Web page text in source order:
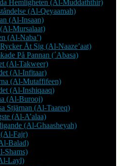
Hemligheten (Al-Muddaththir)
(Al-Qeyaamah)
(Al-Insaan)
Mursalaat)
(Al-Naba’)
Åt Sig (Al-Naaze’aat)
På Pannan (´Abasa)
(Al-Takweer)
(Al-Infitaar)
(Al-Mutaffifeen)
(Al-Inshiqaaq)
(Al-Burooj)
Stjärnan (Al-Taareq)
(Al-A’alaa)
(Al-Ghaasheyah)
Fajr)
Balad)
Shams)
Layl)